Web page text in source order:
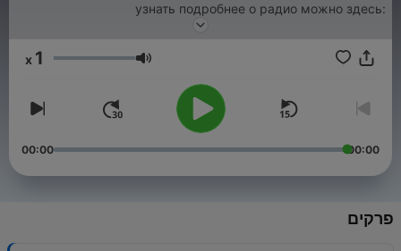
узнать подробнее о радио можно здесь:
עוצמת שמע 1
00:00
00:00
פרקים